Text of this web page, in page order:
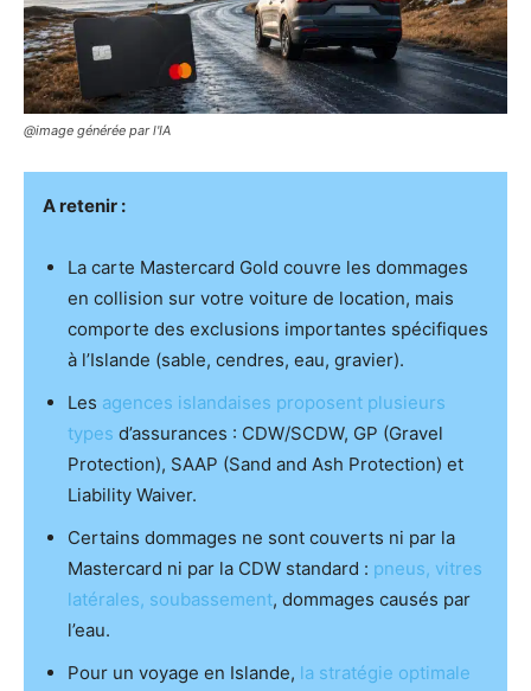
@image générée par l'IA
A retenir :
La carte Mastercard Gold couvre les dommages
en collision sur votre voiture de location, mais
comporte des exclusions importantes spécifiques
à l’Islande (sable, cendres, eau, gravier).
Les agences islandaises proposent plusieurs
types d’assurances : CDW/SCDW, GP (Gravel
Protection), SAAP (Sand and Ash Protection) et
Liability Waiver.
Certains dommages ne sont couverts ni par la
Mastercard ni par la CDW standard : pneus, vitres
latérales, soubassement, dommages causés par
l’eau.
Pour un voyage en Islande, la stratégie optimale